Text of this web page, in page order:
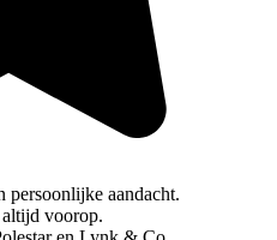
aandacht.
voorop.